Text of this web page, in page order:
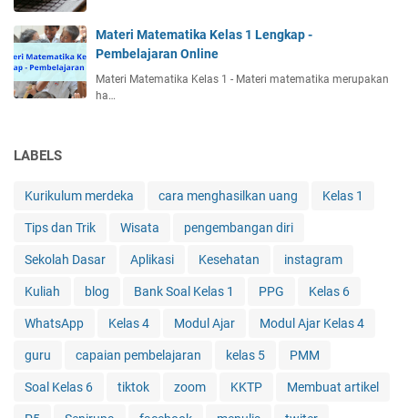
Materi Matematika Kelas 1 Lengkap -
Pembelajaran Online
Materi Matematika Kelas 1 - Materi matematika merupakan
ha…
LABELS
Kurikulum merdeka cara menghasilkan uang Kelas 1
Tips dan Trik Wisata pengembangan diri
Sekolah Dasar Aplikasi Kesehatan instagram
Kuliah blog Bank Soal Kelas 1 PPG Kelas 6
WhatsApp Kelas 4 Modul Ajar Modul Ajar Kelas 4
guru capaian pembelajaran kelas 5 PMM
Soal Kelas 6 tiktok zoom KKTP Membuat artikel